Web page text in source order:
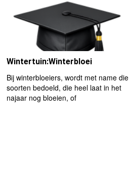
Wintertuin:Winterbloei
Bij winterbloeiers, wordt met name die
soorten bedoeld, die heel laat in het
najaar nog bloeien, of